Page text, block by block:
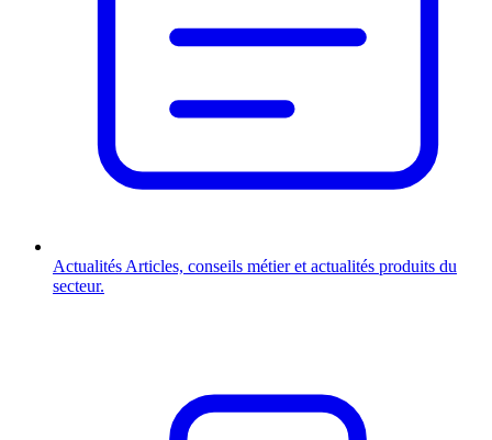
Actualités Articles, conseils métier et actualités produits du
secteur.